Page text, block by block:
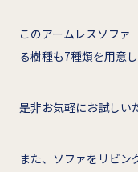
このアームレスソファ
る樹種も7種類を用意
是非お気軽にお試しい
また、ソファをリビン